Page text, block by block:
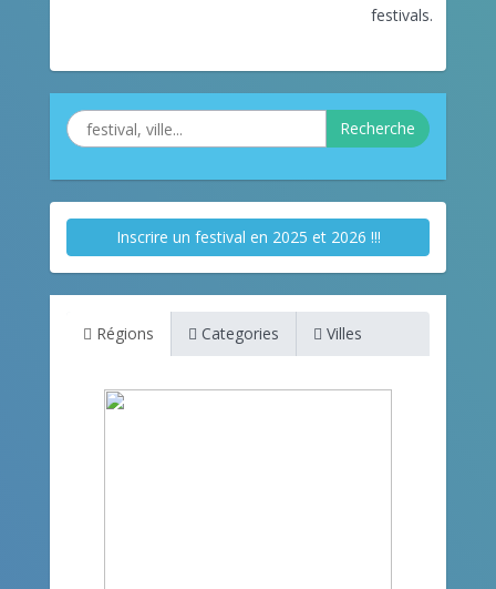
festivals.
Recherche
Inscrire un festival en 2025 et 2026 !!!
Régions Categories Villes